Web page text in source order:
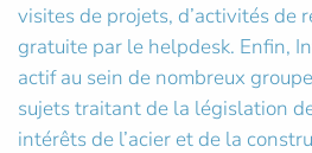
visites de projets, d’activités de
gratuite par le helpdesk. Enfin,
actif au sein de nombreux
sujets traitant de la législation
intérêts de l’acier et de la